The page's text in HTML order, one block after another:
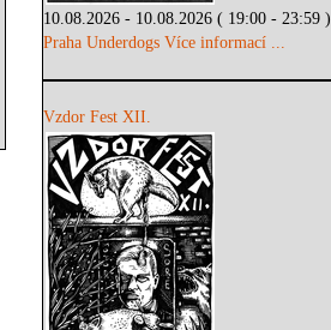
10.08.2026 - 10.08.2026 ( 19:00 - 23:59 )
Praha Underdogs Více informací ...
Vzdor Fest XII.